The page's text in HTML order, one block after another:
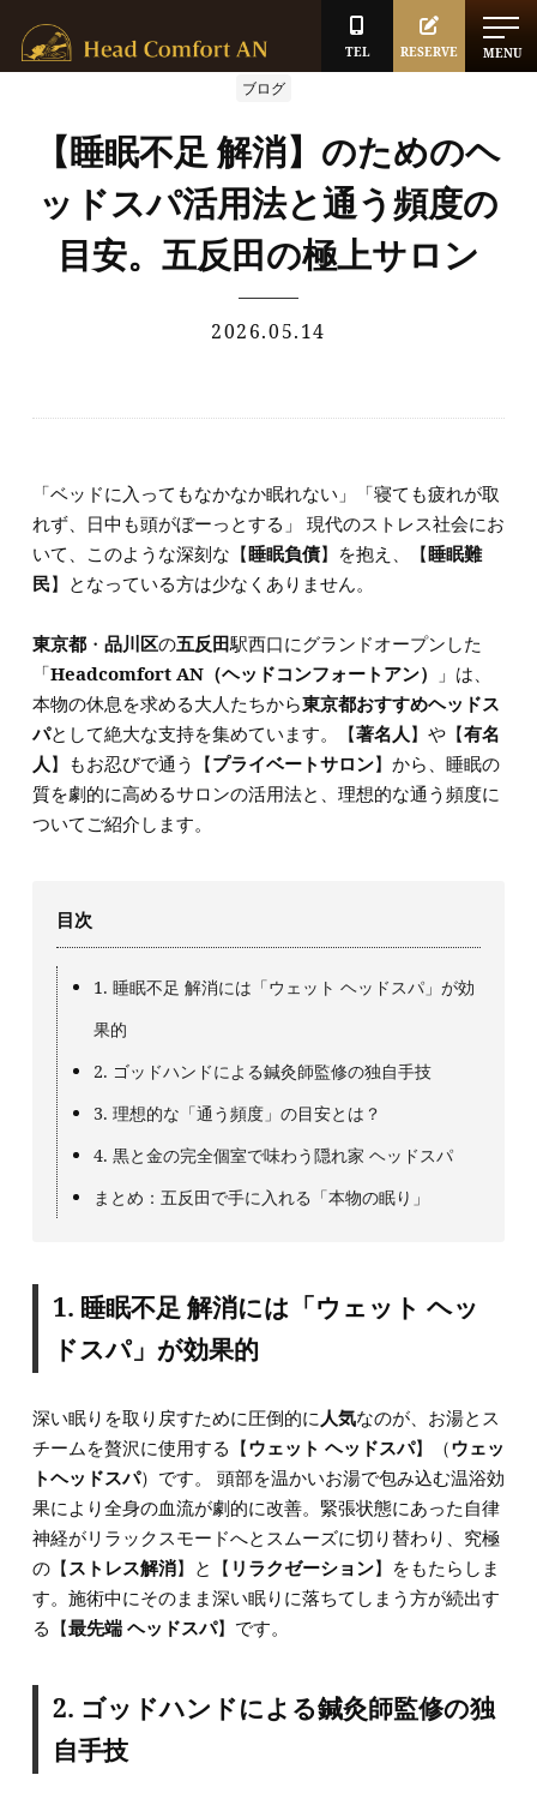
MENU
RESERVE
TEL
ブログ
【睡眠不足 解消】のためのヘ
ッドスパ活用法と通う頻度の
目安。五反田の極上サロン
2026.05.14
「ベッドに入ってもなかなか眠れない」「寝ても疲れが取
れず、日中も頭がぼーっとする」 現代のストレス社会にお
いて、このような深刻な【睡眠負債】を抱え、【睡眠難
民】となっている方は少なくありません。
東京都・ 品川区の五反田駅西口にグランドオープンした
「Headcomfort AN（ヘッドコンフォートアン）
」は、
本物の休息を求める大人たちから東京都おすすめヘッドス
パとして絶大な支持を集めています。【著名人】や【有名
人】もお忍びで通う【プライベートサロン】から、睡眠の
質を劇的に高めるサロンの活用法と、理想的な通う頻度に
ついてご紹介します。
目次
1. 睡眠不足 解消には「ウェット ヘッドスパ」が効
果的
2. ゴッドハンドによる鍼灸師監修の独自手技
3. 理想的な「通う頻度」の目安とは？
4. 黒と金の完全個室で味わう隠れ家 ヘッドスパ
まとめ：五反田で手に入れる「本物の眠り」
1. 睡眠不足 解消には「ウェット ヘッ
ドスパ」が効果的
深い眠りを取り戻すために圧倒的に人気なのが、お湯とス
チームを贅沢に使用する【ウェット ヘッドスパ】（ウェッ
トヘッドスパ）です。 頭部を温かいお湯で包み込む温浴効
果により全身の血流が劇的に改善。緊張状態にあった自律
神経がリラックスモードへとスムーズに切り替わり、究極
の【ストレス解消】と【 リラクゼーション】をもたらしま
す。施術中にそのまま深い眠りに落ちてしまう方が続出す
る【最先端 ヘッドスパ】です。
2. ゴッドハンドによる鍼灸師監修の独
自手技